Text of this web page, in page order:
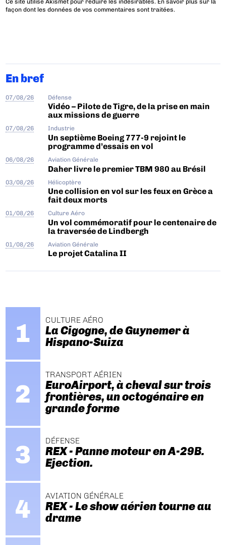
Ce site utilise Akismet pour réduire les indésirables. En savoir plus sur la
façon dont les données de vos commentaires sont traitées.
En bref
07/08/26 Défense
Vidéo – Pilote de Tigre, de la prise en main
aux missions de guerre
07/08/26 Industrie
Un septième Boeing 777-9 rejoint le
programme d’essais en vol
06/08/26 Aviation Générale
Daher livre le premier TBM 980 au Brésil
03/08/26 Hélicoptère
Une collision en vol sur les feux en Grèce a
fait deux morts
01/08/26 Culture Aéro
Un vol commémoratif pour le centenaire de
la traversée de Lindbergh
01/08/26 Aviation Générale
Le projet Catalina II
CULTURE AÉRO
La Cigogne, de Guynemer à
Hispano-Suiza
TRANSPORT AÉRIEN
EuroAirport, à cheval sur trois
frontières, un octogénaire en
grande forme
DÉFENSE
REX - Panne moteur en A-29B.
Ejection.
AVIATION GÉNÉRALE
REX - Le show aérien tourne au
drame